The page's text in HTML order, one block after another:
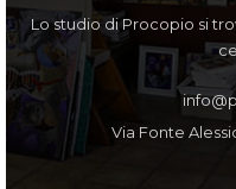
Lo studio di Procopio si
Via Fonte